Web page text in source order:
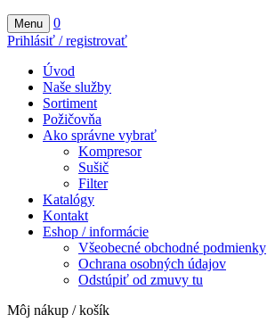
Menu
0
Prihlásiť / registrovať
Úvod
Naše služby
Sortiment
Požičovňa
Ako správne vybrať
Kompresor
Sušič
Filter
Katalógy
Kontakt
Eshop / informácie
Všeobecné obchodné podmienky
Ochrana osobných údajov
Odstúpiť od zmuvy tu
Môj nákup / košík